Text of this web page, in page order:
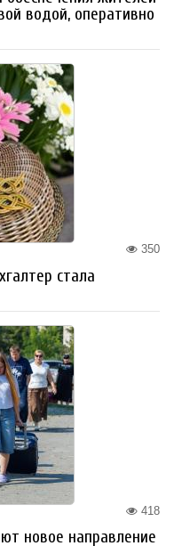
водой, оперативно
350
стала
418
новое направление